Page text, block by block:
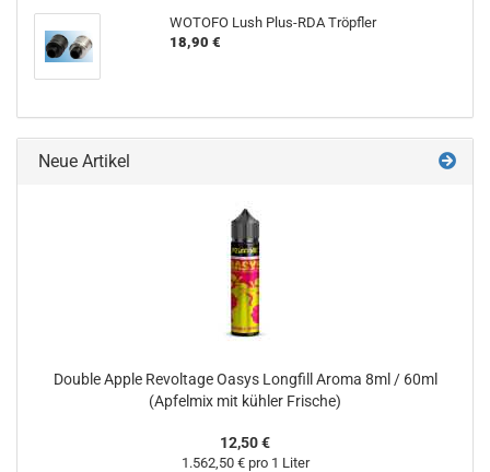
WOTOFO Lush Plus-RDA Tröpfler
18,90 €
Neue Artikel
Double Apple Revoltage Oasys Longfill Aroma 8ml / 60ml
(Apfelmix mit kühler Frische)
12,50 €
1.562,50 € pro 1 Liter